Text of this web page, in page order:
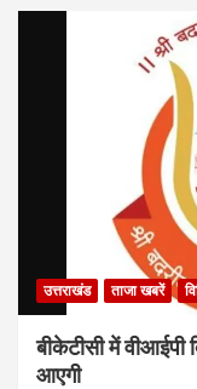
उत्तराखंड ताजा खबरें
बीकेटीसी में वीआईपी
आएगी